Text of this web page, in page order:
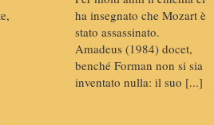
ha insegnato che Mozart è
stato assassinato.
Amadeus (1984) docet,
benché Forman non si sia
inventato nulla: il suo [...]